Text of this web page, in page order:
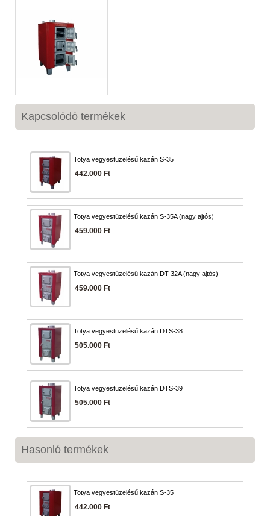
Kapcsolódó termékek
Totya vegyestüzelésű kazán S-35
442.000 Ft
Totya vegyestüzelésű kazán S-35A (nagy ajtós)
459.000 Ft
Totya vegyestüzelésű kazán DT-32A (nagy ajtós)
459.000 Ft
Totya vegyestüzelésű kazán DTS-38
505.000 Ft
Totya vegyestüzelésű kazán DTS-39
505.000 Ft
Hasonló termékek
Totya vegyestüzelésű kazán S-35
442.000 Ft